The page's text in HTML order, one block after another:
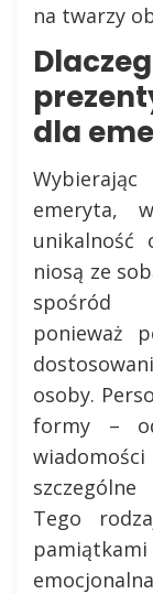
na twarzy
dla
emeryta,
unikalność
niosą ze
spośród
ponieważ
osoby.
formy –
Tego